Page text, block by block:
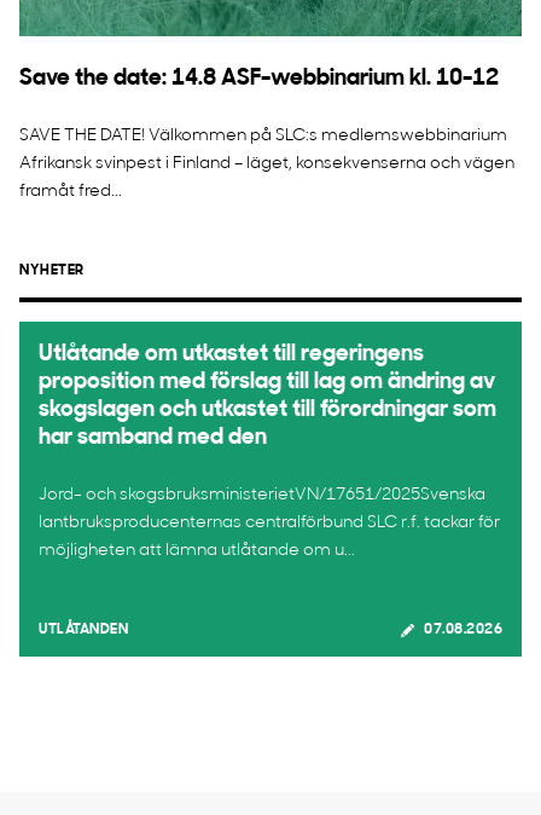
Save the date: 14.8 ASF-webbinarium kl. 10-12
SAVE THE DATE! Välkommen på SLC:s medlemswebbinarium
Afrikansk svinpest i Finland – läget, konsekvenserna och vägen
framåt fred...
NYHETER
Utlåtande om utkastet till regeringens
proposition med förslag till lag om ändring av
skogslagen och utkastet till förordningar som
har samband med den
Jord- och skogsbruksministerietVN/17651/2025Svenska
lantbruksproducenternas centralförbund SLC r.f. tackar för
möjligheten att lämna utlåtande om u...
UTLÅTANDEN 07.08.2026